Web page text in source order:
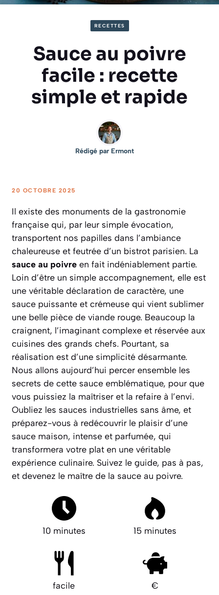
RECETTES
Sauce au poivre
facile : recette
simple et rapide
Rédigé par Ermont
20 OCTOBRE 2025
Il existe des monuments de la gastronomie
française qui, par leur simple évocation,
transportent nos papilles dans l’ambiance
chaleureuse et feutrée d’un bistrot parisien. La
sauce au poivre en fait indéniablement partie.
Loin d’être un simple accompagnement, elle est
une véritable déclaration de caractère, une
sauce puissante et crémeuse qui vient sublimer
une belle pièce de viande rouge. Beaucoup la
craignent, l’imaginant complexe et réservée aux
cuisines des grands chefs. Pourtant, sa
réalisation est d’une simplicité désarmante.
Nous allons aujourd’hui percer ensemble les
secrets de cette sauce emblématique, pour que
vous puissiez la maîtriser et la refaire à l’envi.
Oubliez les sauces industrielles sans âme, et
préparez-vous à redécouvrir le plaisir d’une
sauce maison, intense et parfumée, qui
transformera votre plat en une véritable
expérience culinaire. Suivez le guide, pas à pas,
et devenez le maître de la sauce au poivre.
10 minutes 15 minutes
facile €